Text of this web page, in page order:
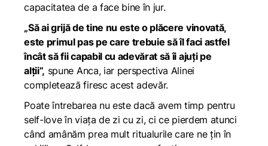
capacitatea de a face bine în jur.
„Să ai grijă de tine nu este o plăcere vinovată,
este primul pas pe care trebuie să îl faci astfel
încât să fii capabil cu adevărat să îi ajuți pe
alții”, spune Anca, iar perspectiva Alinei
completează firesc acest adevăr.
Poate întrebarea nu este dacă avem timp pentru
self-love în viața de zi cu zi, ci ce pierdem atunci
când amânăm prea mult ritualurile care ne țin în